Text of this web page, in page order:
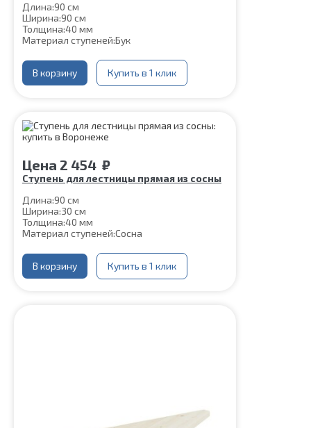
Длина:90 см
Ширина:90 см
Толщина:40 мм
Материал ступеней:Бук
В корзину Купить в 1 клик
Цена 2 454 ₽
Ступень для лестницы прямая из сосны
Длина:90 см
Ширина:30 см
Толщина:40 мм
Материал ступеней:Сосна
В корзину Купить в 1 клик